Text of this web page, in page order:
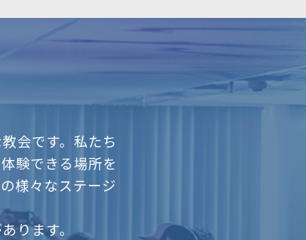
会です。 私たち
験できる場所を
様々なステージ
ります。